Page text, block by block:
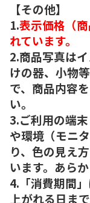
【その他】
1.表示価格（
れています。
2.商品写真は
けの器、小物
で、商品内容
い。
3.ご利用の端末
や環境（モニ
り、色の見え
います。あら
4.「消費期間
上がれる日ま